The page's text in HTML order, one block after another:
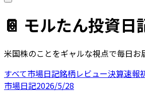
📔 モルたん投資日
米国株のことをギャルな視点で毎日お
すべて市場日記銘柄レビュー決算速報
市場日記2026/5/28